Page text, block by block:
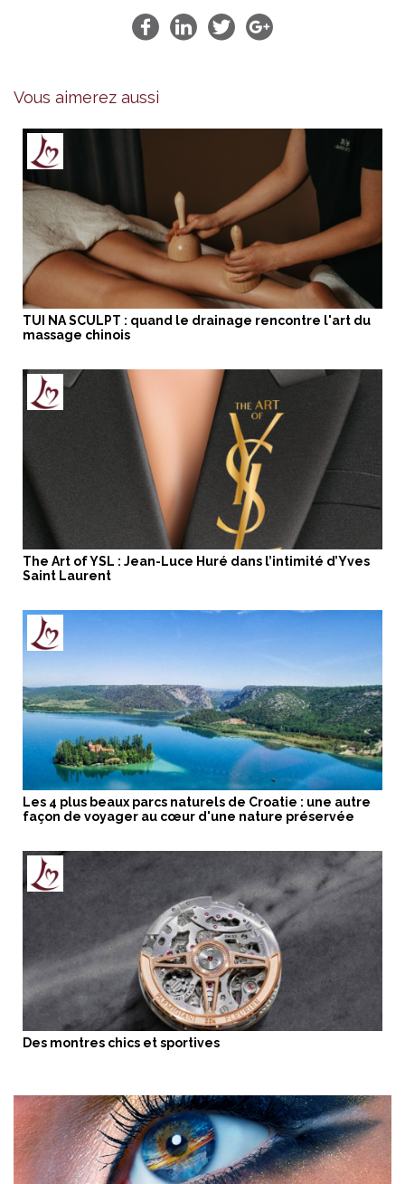
Vous aimerez aussi
TUI NA SCULPT : quand le drainage rencontre l'art du
massage chinois
The Art of YSL : Jean-Luce Huré dans l’intimité d’Yves
Saint Laurent
Les 4 plus beaux parcs naturels de Croatie : une autre
façon de voyager au cœur d'une nature préservée
Des montres chics et sportives